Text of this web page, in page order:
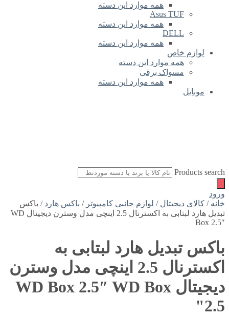
همه موارد این دسته
Asus TUF
همه موارد این دسته
DELL
همه موارد این دسته
لوازم خاص
همه موارد این دسته
مسواک برقی
همه موارد این دسته
موبایل
Products search
ورود
خانه / کالای دیجیتال / لوازم جانبی کامپیوتر / باکس هارد / باکس
تبدیل هارد لبتابی به اکسترنال 2.5 اینچی مدل وسترن دیجیتال WD
Box 2.5″
باکس تبدیل هارد لبتابی به
اکسترنال 2.5 اینچی مدل وسترن
دیجیتال WD Box 2.5″ WD Box
2.5"